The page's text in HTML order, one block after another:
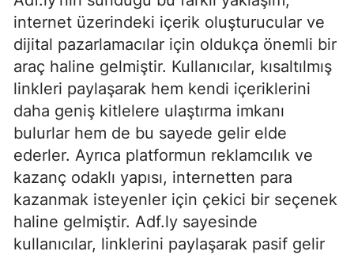
internet üzerindeki içerik oluşturucular ve
dijital pazarlamacılar için oldukça önemli bir
araç haline gelmiştir. Kullanıcılar, kısaltılmış
linkleri paylaşarak hem kendi içeriklerini
daha geniş kitlelere ulaştırma imkanı
bulurlar hem de bu sayede gelir elde
ederler. Ayrıca platformun reklamcılık ve
kazanç odaklı yapısı, internetten para
kazanmak isteyenler için çekici bir seçenek
haline gelmiştir. Adf.ly sayesinde
kullanıcılar, linklerini paylaşarak pasif gelir